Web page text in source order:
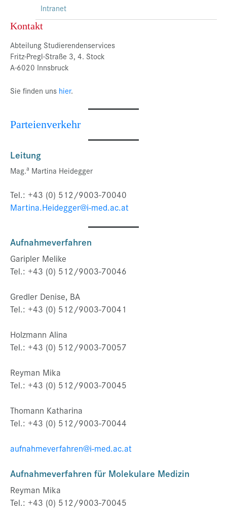
Intranet
Kontakt
Abteilung Studierendenservices
Fritz-Pregl-Straße 3, 4. Stock
A-6020 Innsbruck
Sie finden uns hier.
Parteienverkehr
Leitung
Mag.a Martina Heidegger
Tel.: +43 (0) 512/9003-70040
Martina.Heidegger@i-med.ac.at
Aufnahmeverfahren
Garipler Melike
Tel.: +43 (0) 512/9003-70046
Gredler Denise, BA
Tel.: +43 (0) 512/9003-70041
Holzmann Alina
Tel.: +43 (0) 512/9003-70057
Reyman Mika
Tel.: +43 (0) 512/9003-70045
Thomann Katharina
Tel.: +43 (0) 512/9003-70044
aufnahmeverfahren@i-med.ac.at
Aufnahmeverfahren für Molekulare Medizin
Reyman Mika
Tel.: +43 (0) 512/9003-70045